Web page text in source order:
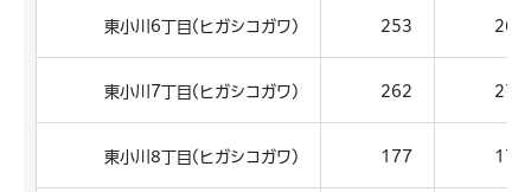
東小川6丁目(ヒガシコガワ) 253 266
東小川7丁目(ヒガシコガワ) 262 272
東小川8丁目(ヒガシコガワ) 177 178